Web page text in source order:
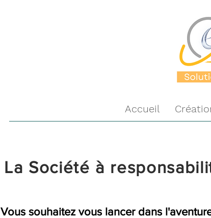
Accueil
La Société à
Vous souhaitez vous lancer dans